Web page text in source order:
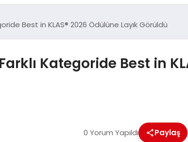
Best in KLAS® 2026 Ödülüne Layık Görüldü
Kategoride Best in
0 Yorum Yapıldı Paylaş